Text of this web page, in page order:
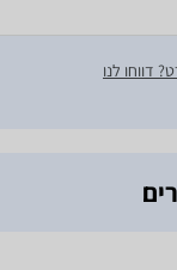
דווחו לנו